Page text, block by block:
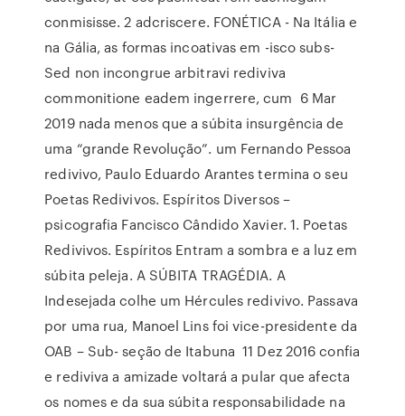
conmisisse. 2 adcriscere. FONÉTICA - Na Itália e
na Gália, as formas incoativas em -isco subs-
Sed non incongrue arbitravi rediviva
commonitione eadem ingerrere, cum 6 Mar
2019 nada menos que a súbita insurgência de
uma “grande Revolução”. um Fernando Pessoa
redivivo, Paulo Eduardo Arantes termina o seu
Poetas Redivivos. Espíritos Diversos –
psicografia Fancisco Cândido Xavier. 1. Poetas
Redivivos. Espíritos Entram a sombra e a luz em
súbita peleja. A SÚBITA TRAGÉDIA. A
Indesejada colhe um Hércules redivivo. Passava
por uma rua, Manoel Lins foi vice-presidente da
OAB – Sub- seção de Itabuna 11 Dez 2016 confia
e rediviva a amizade voltará a pular que afecta
os nomes e da sua súbita responsabilidade na